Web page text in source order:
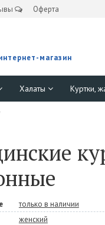
Оферта
магазин
Халаты Куртки,
только в наличии
женский